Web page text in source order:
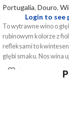
Portugalia, Douro,
Login to see
To wytrawne wino o
rubinowym kolorze z
refleksami to
głębi smaku. Nos wina
aromaty dojrzałych
takich jak czarna